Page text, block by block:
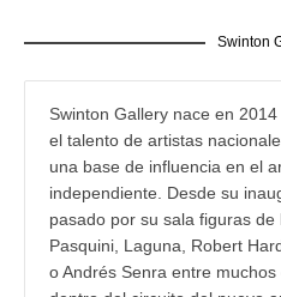
Swinton
Swinton Gallery nace en
el talento de artistas
una base de influencia en el
independiente. Desde su
pasado por su sala figuras de
Pasquini, Laguna, Robert
o Andrés Senra entre